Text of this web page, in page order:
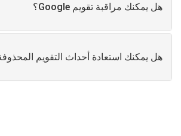
هل يمكنك مراقبة تقويم Google؟
هل يمكنك استعادة أحداث التقويم